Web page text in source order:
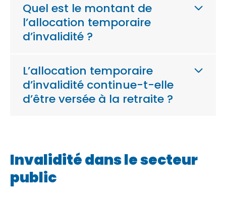
Quel est le montant de
l’allocation temporaire
d’invalidité ?
L’allocation temporaire
d’invalidité continue-t-elle
d’être versée à la retraite ?
Invalidité dans le secteur
public